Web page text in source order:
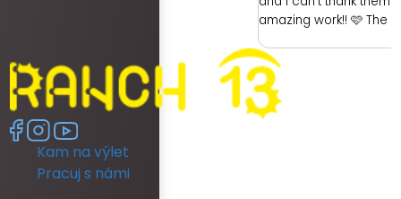
amazing work!! 🩷 The
had was with the
ready as a bride was
had no dedicated
room was
no full length mirror.
Kam na výlet
Pracuj s námi